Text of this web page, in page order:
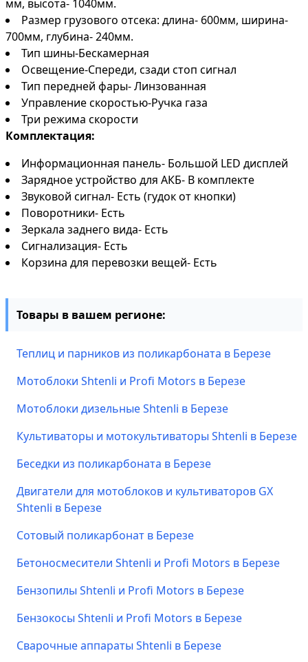
мм, высота- 1040мм.
Размер грузового отсека: длина- 600мм, ширина-
700мм, глубина- 240мм.
Тип шины-Бескамерная
Освещение-Спереди, сзади стоп сигнал
Тип передней фары- Линзованная
Управление скоростью-Ручка газа
Три режима скорости
Комплектация:
Информационная панель- Большой LED дисплей
Зарядное устройство для АКБ- В комплекте
Звуковой сигнал- Есть (гудок от кнопки)
Поворотники- Есть
Зеркала заднего вида- Есть
Сигнализация- Есть
Корзина для перевозки вещей- Есть
Товары в вашем регионе:
Теплиц и парников из поликарбоната в Березе
Мотоблоки Shtenli и Profi Motors в Березе
Мотоблоки дизельные Shtenli в Березе
Культиваторы и мотокультиваторы Shtenli в Березе
Беседки из поликарбоната в Березе
Двигатели для мотоблоков и культиваторов GX
Shtenli в Березе
Сотовый поликарбонат в Березе
Бетоносмесители Shtenli и Profi Motors в Березе
Бензопилы Shtenli и Profi Motors в Березе
Бензокосы Shtenli и Profi Motors в Березе
Сварочные аппараты Shtenli в Березе